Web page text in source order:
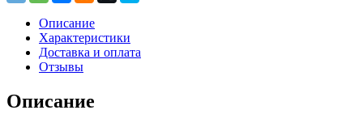
Описание
Характеристики
Доставка и оплата
Отзывы
Описание